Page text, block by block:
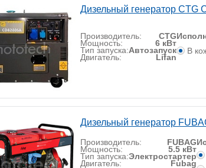
Дизельный генератор CTG
Производитель: CTG
Мощность: 6 кВт
Тип запуска:Автозапуск
Двигатель: Lifan
В
Дизельный генератор
Производитель: FUBAG
Мощность: 5.5 кВт
Тип запуска:Электростартер
Двигатель: Fubag